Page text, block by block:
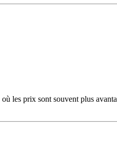
les prix sont souvent plus